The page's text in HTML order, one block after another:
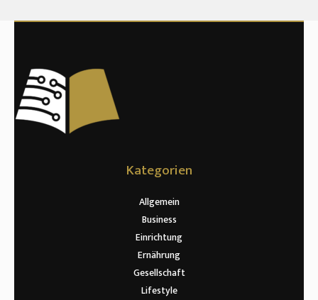
Kategorien
Allgemein
Business
Einrichtung
Ernährung
Gesellschaft
Lifestyle